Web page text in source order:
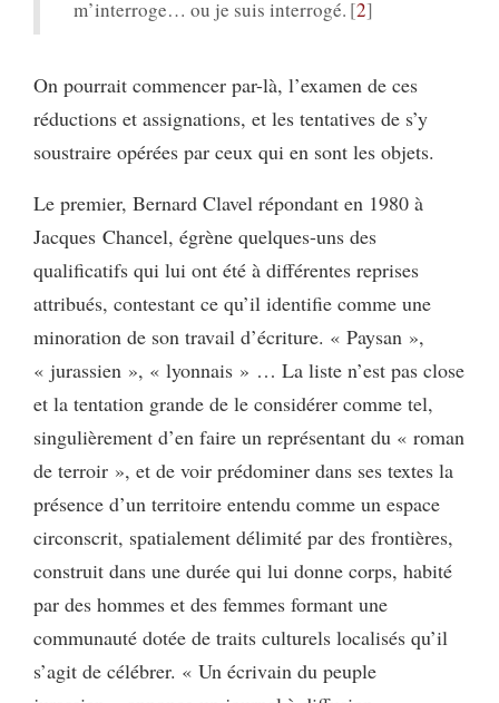
m’interroge… ou je suis interrogé. 2
On pourrait commencer par-là, l’examen de ces
réductions et assignations, et les tentatives de s’y
soustraire opérées par ceux qui en sont les objets.
Le premier, Bernard Clavel répondant en 1980 à
Jacques Chancel, égrène quelques-uns des
qualificatifs qui lui ont été à différentes reprises
attribués, contestant ce qu’il identifie comme une
minoration de son travail d’écriture. « Paysan »,
« jurassien », « lyonnais » … La liste n’est pas close
et la tentation grande de le considérer comme tel,
singulièrement d’en faire un représentant du « roman
de terroir », et de voir prédominer dans ses textes la
présence d’un territoire entendu comme un espace
circonscrit, spatialement délimité par des frontières,
construit dans une durée qui lui donne corps, habité
par des hommes et des femmes formant une
communauté dotée de traits culturels localisés qu’il
s’agit de célébrer. « Un écrivain du peuple